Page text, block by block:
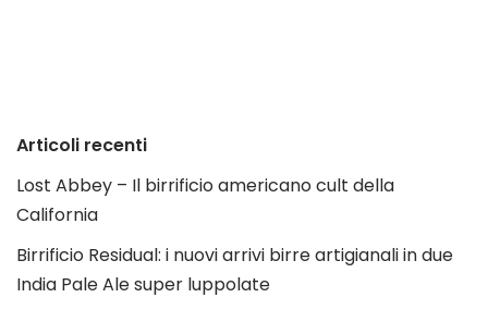
Articoli recenti
Lost Abbey – Il birrificio americano cult della
California
Birrificio Residual: i nuovi arrivi birre artigianali in due
India Pale Ale super luppolate